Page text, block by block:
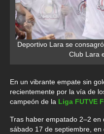
Deportivo Lara se
Club Lara
En un vibrante empate sin
recientemente por la vía de
campeón de la Liga FUTVE
Tras haber empatado 2–2
sábado 17 de septiembre, en